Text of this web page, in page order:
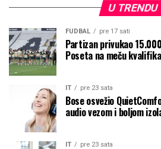
U TRENDU
FUDBAL pre 17 sati
Partizan privukao
Poseta na meču
IT pre 23 sata
Bose osvežio
audio vezom i boljom
IT pre 23 sata